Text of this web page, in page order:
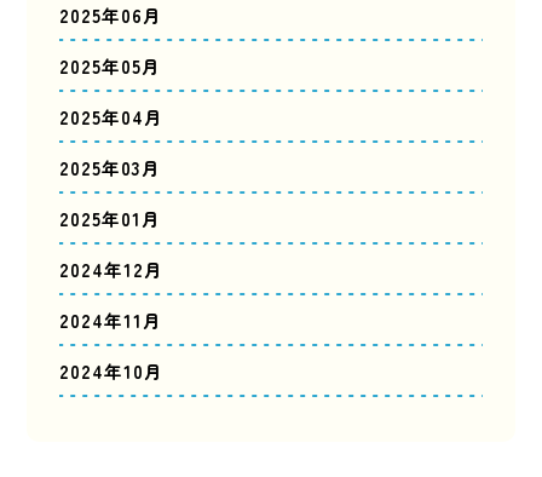
2025年06月
2025年05月
2025年04月
2025年03月
2025年01月
2024年12月
2024年11月
2024年10月